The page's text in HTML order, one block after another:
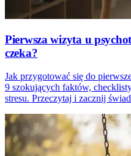
Pierwsza wizyta u
czeka?
Jak przygotować się do
9 szokujących faktów,
stresu. Przeczytaj i zacznij